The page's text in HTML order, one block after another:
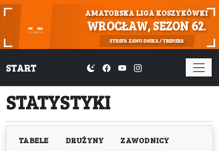
AMATORSKA LIGA KOSZYKÓWKI
WROCŁAW, SEZON 62.
STREFA ZAWODNIKA / TRENERA
START
STATYSTYKI
TABELE DRUŻYNY
ZAWODNICY